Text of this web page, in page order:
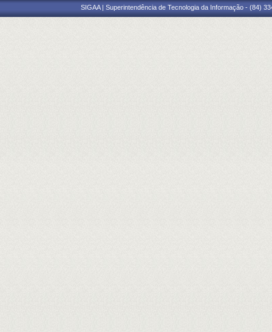
SIGAA | Superintendência de Tecnologia da Informação - (84)